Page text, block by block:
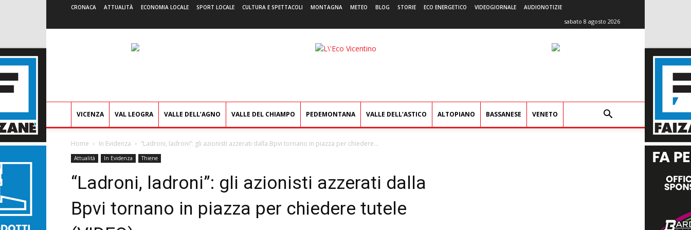
CRONACA ATTUALITÀ ECONOMIA LOCALE SPORT LOCALE CULTURA E SPETTACOLI MONTAGNA METEO BLOG STORIE ECO ENERGETICO VIDEOGIORNALE AUDIONOTIZIE
sabato 8 agosto 2026
L'Eco
VICENZA VAL LEOGRA VALLE DELL’AGNO VALLE DEL CHIAMPO PEDEMONTANA VALLE DELL’ASTICO ALTOPIANO BASSANESE VENETO
Home In Evidenza “Ladroni, ladroni”: gli azionisti azzerati dalla Bpvi tornano in piazza per chiedere...
Attualità In Evidenza Thiene
“Ladroni, ladroni”: gli azionisti azzerati dalla
Bpvi tornano in piazza per chiedere tutele